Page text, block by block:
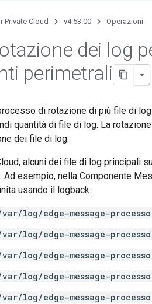
Private Cloud v4.53.00 Operazioni
dei log
perimetrali
di rotazione di più file di
quantità di file di log. La
dei file di log.
alcuni dei file di log principali
esempio, nella Componente
usando il logback:
log/edge-message-
log/edge-message-
log/edge-message-
log/edge-message-
log/edge-message-